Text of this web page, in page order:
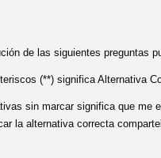
de las siguientes preguntas
(**) significa Alternativa
sin marcar significa que me
la alternativa correcta